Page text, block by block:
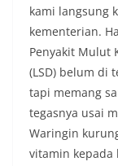
kami langsung
kementerian.
Penyakit Mulut
(LSD) belum di
tapi memang
tegasnya usai
Waringin
vitamin kepada